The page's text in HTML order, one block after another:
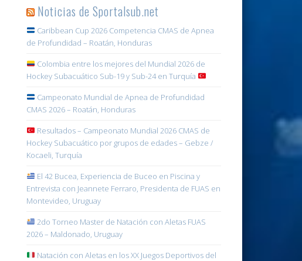
Noticias de Sportalsub.net
Caribbean Cup 2026 Competencia CMAS de Apnea
de Profundidad – Roatán, Honduras
Colombia entre los mejores del Mundial 2026 de
Hockey Subacuático Sub-19 y Sub-24 en Turquía
Campeonato Mundial de Apnea de Profundidad
CMAS 2026 – Roatán, Honduras
Resultados – Campeonato Mundial 2026 CMAS de
Hockey Subacuático por grupos de edades – Gebze /
Kocaeli, Turquía
El 42 Bucea, Experiencia de Buceo en Piscina y
Entrevista con Jeannete Ferraro, Presidenta de FUAS en
Montevideo, Uruguay
2do Torneo Master de Natación con Aletas FUAS
2026 – Maldonado, Uruguay
Natación con Aletas en los XX Juegos Deportivos del